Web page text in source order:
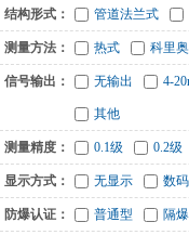
结构形式： 管道法兰式
测量方法： 热式 科里
信号输出： 无输出 4-
其他
测量精度： 0.1级 0.2级
显示方式： 无显示 数
防爆认证： 普通型 隔